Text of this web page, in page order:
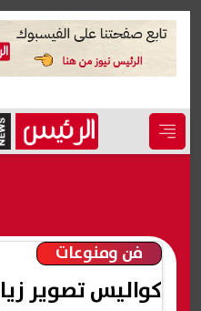
فن ومنوعات
كواليس تصوير